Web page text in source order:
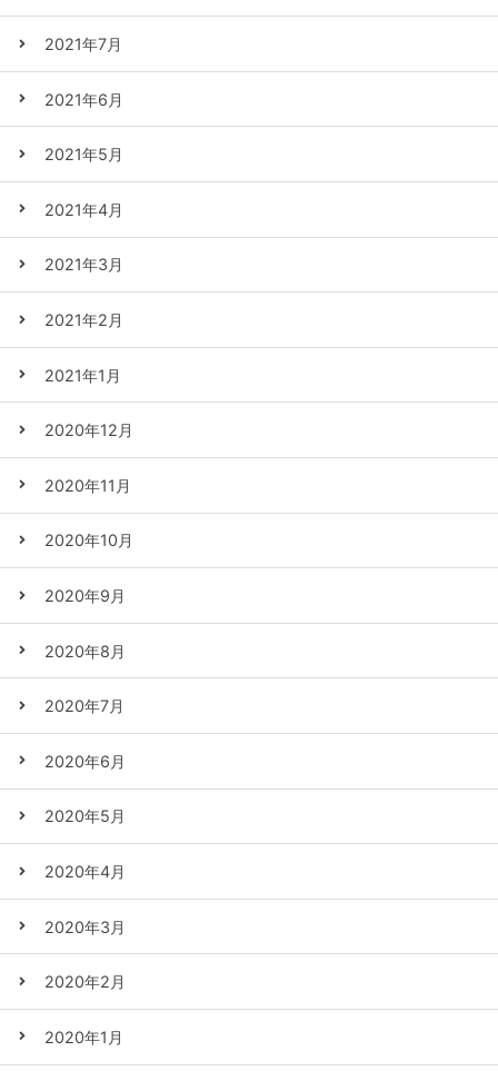
2021年7月
2021年6月
2021年5月
2021年4月
2021年3月
2021年2月
2021年1月
2020年12月
2020年11月
2020年10月
2020年9月
2020年8月
2020年7月
2020年6月
2020年5月
2020年4月
2020年3月
2020年2月
2020年1月